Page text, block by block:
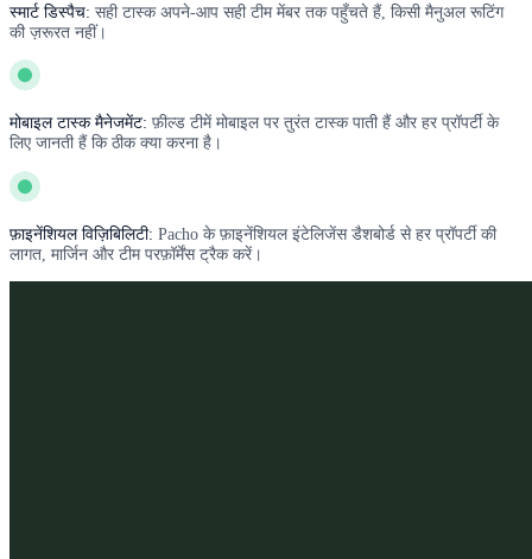
स्मार्ट डिस्पैच: सही टास्क अपने-आप सही टीम मेंबर तक पहुँचते हैं, किसी मैनुअल रूटिंग
की ज़रूरत नहीं।
मोबाइल टास्क मैनेजमेंट: फ़ील्ड टीमें मोबाइल पर तुरंत टास्क पाती हैं और हर प्रॉपर्टी के
लिए जानती हैं कि ठीक क्या करना है।
फ़ाइनेंशियल विज़िबिलिटी: Pacho के फ़ाइनेंशियल इंटेलिजेंस डैशबोर्ड से हर प्रॉपर्टी की
लागत, मार्जिन और टीम परफ़ॉर्मेंस ट्रैक करें।